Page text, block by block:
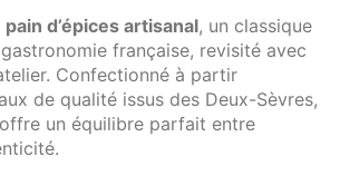
pain d’épices artisanal, un classique
française, revisité avec
Confectionné à partir
de qualité issus des Deux-Sèvres,
offre un équilibre parfait entre